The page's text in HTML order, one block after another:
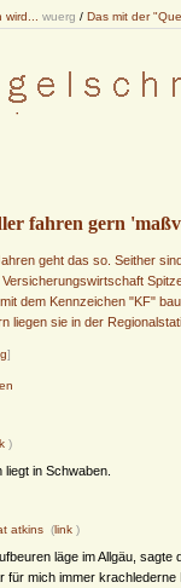
wuerg / Das mit der
fahren gern
geht das so. Seither
dem Kennzeichen "KF"
liegen sie in der
]
)
liegt in Schwaben.
atkins (link )
läge im Allgäu, sagte
für mich immer krachlederne